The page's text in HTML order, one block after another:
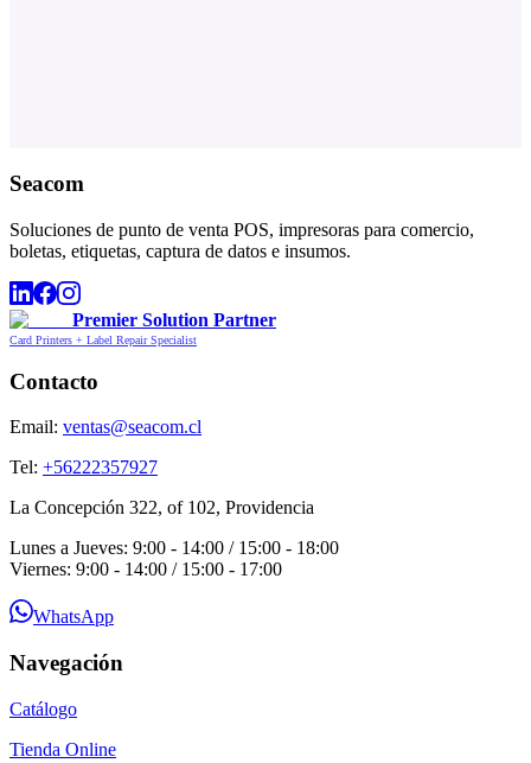
Seacom
Soluciones de punto de venta POS, impresoras para comercio,
boletas, etiquetas, captura de datos e insumos.
Premier Solution Partner
Card Printers + Label Repair Specialist
Contacto
Email: ventas@seacom.cl
Tel: +56222357927
La Concepción 322, of 102, Providencia
Lunes a Jueves: 9:00 - 14:00 / 15:00 - 18:00
Viernes: 9:00 - 14:00 / 15:00 - 17:00
WhatsApp
Navegación
Catálogo
Tienda Online